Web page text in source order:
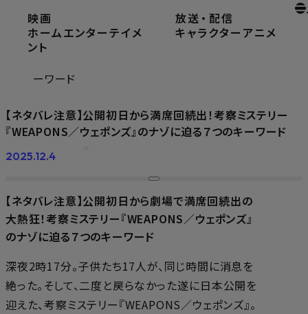
映画
ホームエンターテイメ
ント
放送 ・ 配信
キャラクター アニメ
ホーム
【ネタバレ注意】公開初日から満席回続出！考察ミステ
ーワード
【ネタバレ注意】公開初日から満席回続出！考察ミステリー
『WEAPONS／ウェポンズ』のナゾに迫る７つのキーワード
2025.12.4
【ネタバレ注意】公開初日から劇場で満席回続出の
大熱狂！考察ミステリー『WEAPONS／ウェポンズ』
のナゾに迫る７つのキーワード
深夜2時17分。子供たち17人が、同じ時間に消息を
絶った。そして、二度と戻らなかった――遂に日本公開を
迎えた、考察ミステリー『WEAPONS／ウェポンズ』。